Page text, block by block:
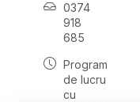
0374
918
685
Program
de lucru
cu